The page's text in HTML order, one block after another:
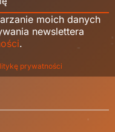
moich danych
newslettera
.
prywatności